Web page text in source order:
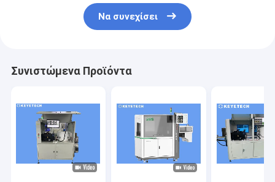
Να συνεχίσει
Συνιστώμενα Προϊόντα